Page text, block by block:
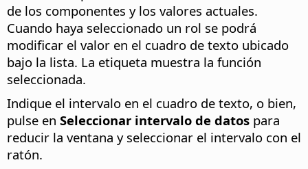
de los componentes y los valores actuales.
Cuando haya seleccionado un rol se podrá
modificar el valor en el cuadro de texto ubicado
bajo la lista. La etiqueta muestra la función
seleccionada.
Indique el intervalo en el cuadro de texto, o bien,
pulse en Seleccionar intervalo de datos para
reducir la ventana y seleccionar el intervalo con el
ratón.